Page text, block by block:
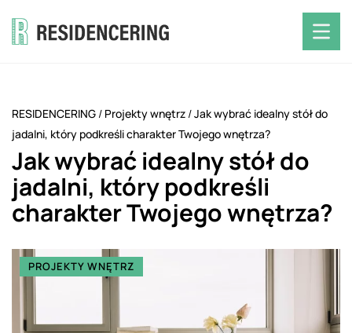
RESIDENCERING / Projekty wnętrz /Jak wybrać idealny stół do
jadalni, który podkreśli charakter Twojego wnętrza?
Jak wybrać idealny stół do
jadalni, który podkreśli
charakter Twojego wnętrza?
PROJEKTY WNĘTRZ